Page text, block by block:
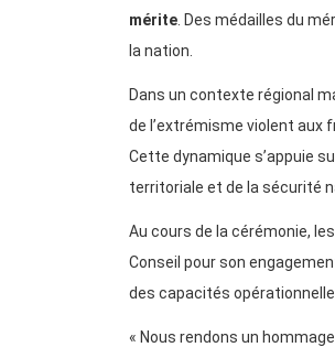
mérite. Des médailles du
la nation.
Dans un contexte régional
de l’extrémisme violent aux
Cette dynamique s’appuie
territoriale et de la sécurité
Au cours de la cérémonie,
Conseil pour son
des capacités
« Nous rendons un